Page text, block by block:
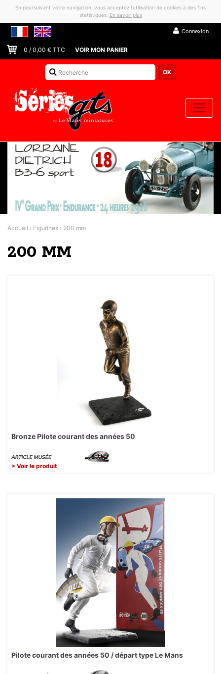
En poursuivant votre navigation, vous acceptez l’utilisation de cookies à des fins
statistiques. En savoir plus
Connexion
0 / 0,00 € TTC VOIR MON PANIER
Accueil › Figurines › 200 mm
200 MM
Bronze Pilote courant des années 50
> Voir le produit
Pilote courant des années 50 / départ type Le Mans